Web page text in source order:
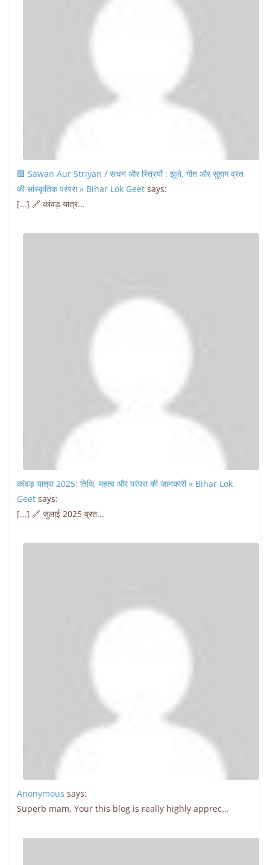
🟩 Sawan Aur Striyan / सावन और स्त्रियाँ : झूले, गीत और सुहाग व्रत
की सांस्कृतिक परंपरा » Bihar Lok Geet says:
[…] 🔗 कांवड़ यात्र...
कांवड़ यात्रा 2025: तिथि, महत्व और परंपरा की जानकारी » Bihar Lok
Geet says:
[…] 🔗 जुलाई 2025 व्रत...
Anonymous says:
Superb mam, Your this blog is really highly apprec...